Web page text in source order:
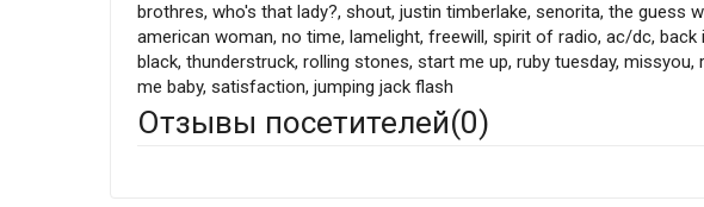
brothres, who's that lady?, shout, justin timberlake, senorita, the guess
american woman, no time, lamelight, freewill, spirit of radio, ac/dc, back
black, thunderstruck, rolling stones, start me up, ruby tuesday, missyou,
me baby, satisfaction, jumping jack flash
Отзывы посетителей(0)